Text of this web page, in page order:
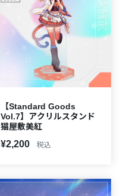
【Standard Goods
Vol.7】アクリルスタンド
猫屋敷美紅
¥2,200 税込